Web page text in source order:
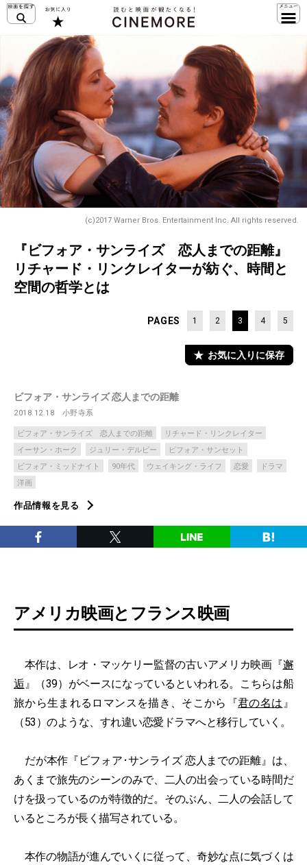
(c)2017 Warner Bros. Entertainment Inc. All rights reserved.
『ビフォア・サンライズ 恋人までの距離』
リチャード・リンクレイターが紡ぐ、時間と
空間の哲学とは
PAGES 1 2 3 4 5
お気に入りに保存
ビフォア・サンライズ 恋人までの距離
2018.12.18 小野寺系
ビフォア・サンライズ 恋人までの距離
リチャード・リンクレイター
イーサン・ホーク
ジュリー・デルピー
ビフォア・サンセット
ビフォア・ミッドナイト
90年代 ウェイキング・ライフ 恋愛
ドラマ
洋画
作品情報を見る
アメリカ映画とフランス映画
本作は、レオ・マッケリー監督の古いアメリカ映画『邂
逅』（39）がベースになっているといわれる。こちらは船
旅から生まれるロマンスを描き、そこから『君の名は 』
（53）のような、すれ違い恋愛ドラマへと移行していく。
だが本作『ビフォア･サンライズ 恋人までの距離』は、
あくまで旅先のシーンのみで、二人の出会っている時間だ
けを扱っているのが特徴的だ。そのぶん、二人の会話して
いるところが長く描写されている。
本作の物語が進んでいくに従って、奇妙な点に気づくは